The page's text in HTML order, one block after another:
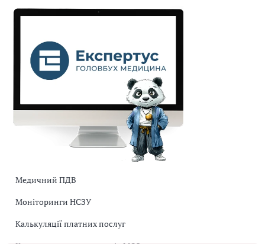
Медичний ПДВ
Моніторинги НСЗУ
Калькуляції платних послуг